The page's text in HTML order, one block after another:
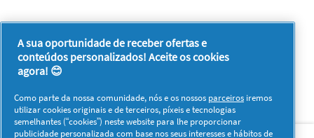
Sobre nós Contacto Visitar www.pg.com
A sua oportunidade de receber ofertas e
conteúdos personalizados! Aceite os cookies
agora! 😊
Como parte da nossa comunidade, nós e os nossos parceiros iremos
utilizar cookies originais e de terceiros, píxeis e tecnologias
semelhantes (“cookies”) neste website para lhe proporcionar
publicidade personalizada com base nos seus interesses e hábitos de